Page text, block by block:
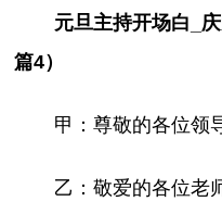
元旦主持开场白_
篇4）
甲：尊敬的各位领
乙：敬爱的各位老